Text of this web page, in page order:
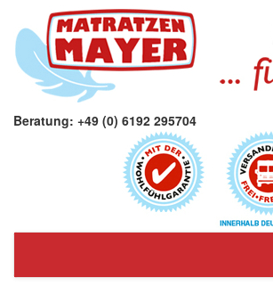
Beratung: +49 (0) 6192 295704